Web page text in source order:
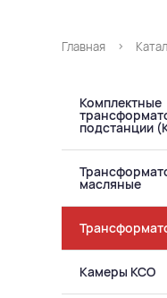
Главная
Комплектные
подстанции
масляные
Камеры КСО